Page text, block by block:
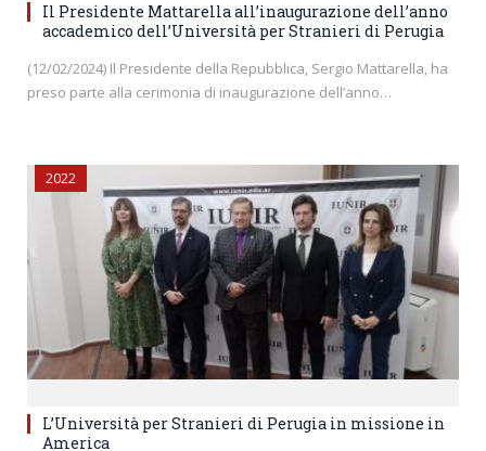
Il Presidente Mattarella all’inaugurazione dell’anno
accademico dell’Università per Stranieri di Perugia
(12/02/2024) Il Presidente della Repubblica, Sergio Mattarella, ha
preso parte alla cerimonia di inaugurazione dell’anno…
2022
L’Università per Stranieri di Perugia in missione in
America